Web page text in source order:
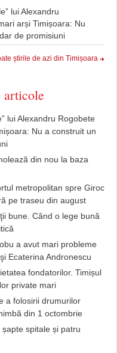
lui Alexandru
arși Timișoara: Nu
de promisiuni
știrile de azi din Timișoara
articole
lui Alexandru Rogobete
Nu a construit un
din nou la baza
metropolitan spre Giroc
pe traseu din august
bune. Când o lege bună
a avut mari probleme
Ecaterina Andronescu
fondatorilor. Timișul
private mari
a folosirii drumurilor
din 1 octombrie
spitale și patru